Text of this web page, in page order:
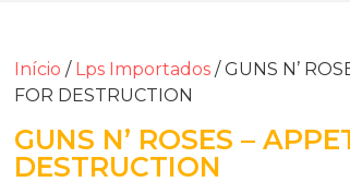
Início / Lps Importados/ GUNS N’
FOR DESTRUCTION
GUNS N’ ROSES –
DESTRUCTION